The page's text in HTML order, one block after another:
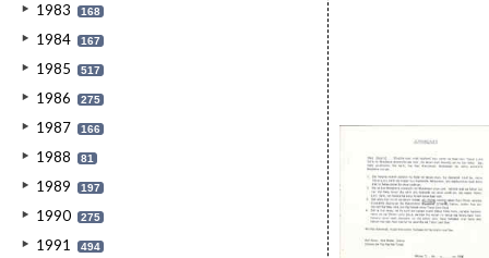
1983 168
1984 167
1985 517
1986 275
1987 166
1988 81
1989 197
1990 275
1991 494